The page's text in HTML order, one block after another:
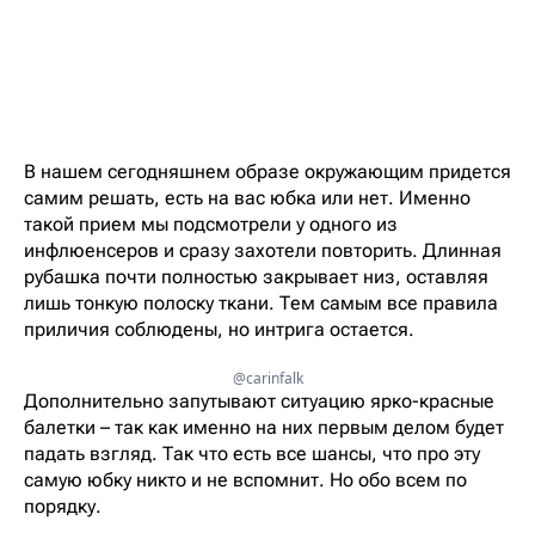
В нашем сегодняшнем образе окружающим придется
самим решать, есть на вас юбка или нет. Именно
такой прием мы подсмотрели у одного из
инфлюенсеров и сразу захотели повторить. Длинная
рубашка почти полностью закрывает низ, оставляя
лишь тонкую полоску ткани. Тем самым все правила
приличия соблюдены, но интрига остается.
@carinfalk
Дополнительно запутывают ситуацию ярко-красные
балетки – так как именно на них первым делом будет
падать взгляд. Так что есть все шансы, что про эту
самую юбку никто и не вспомнит. Но обо всем по
порядку.